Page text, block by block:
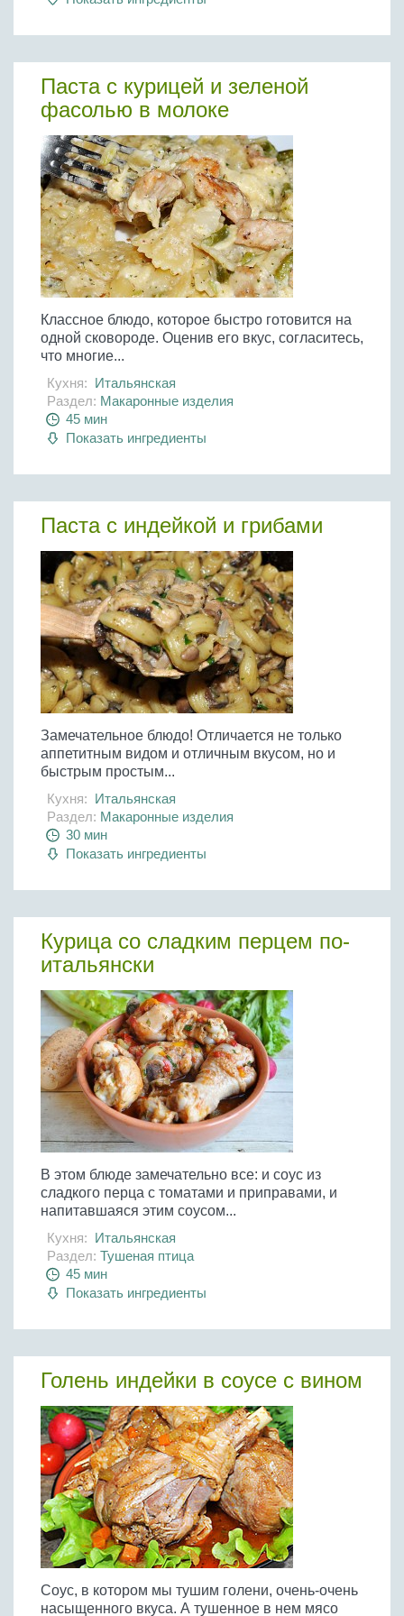
Яйца
Крупы
Паста с курицей и зеленой
фасолью в молоке
Классное блюдо, которое быстро готовится на
одной сковороде. Оценив его вкус, согласитесь,
что многие...
Кухня: Итальянская
Раздел: Макаронные изделия
45 мин
Показать ингредиенты
Паста с индейкой и грибами
Замечательное блюдо! Отличается не только
аппетитным видом и отличным вкусом, но и
быстрым простым...
Кухня: Итальянская
Раздел: Макаронные изделия
30 мин
Показать ингредиенты
Курица со сладким перцем по-
итальянски
В этом блюде замечательно все: и соус из
сладкого перца с томатами и приправами, и
напитавшаяся этим соусом...
Кухня: Итальянская
Раздел: Тушеная птица
45 мин
Показать ингредиенты
Голень индейки в соусе с вином
Соус, в котором мы тушим голени, очень-очень
насыщенного вкуса. А тушенное в нем мясо